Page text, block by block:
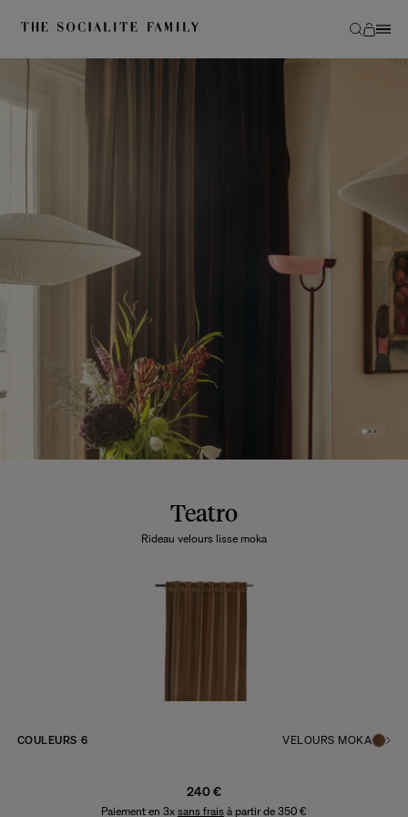
Teatro
Rideau velours lisse moka
COULEURS 6 VELOURS MOKA
240 €
Paiement en 3x sans fraisà partir de 350 €